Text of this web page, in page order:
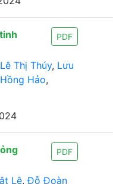
PDF
Lê Thị Thúy, Lưu
Hảo,
PDF
Lệ,Đỗ Đoàn